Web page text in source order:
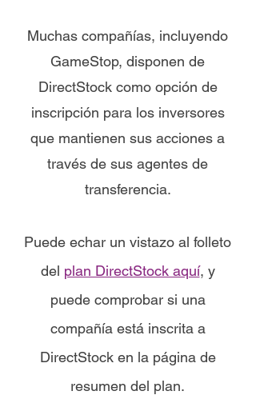
Muchas compañías, incluyendo
GameStop, disponen de
DirectStock como opción de
inscripción para los inversores
que mantienen sus acciones a
través de sus agentes de
transferencia.
Puede echar un vistazo al folleto
del plan DirectStock aquí, y
puede comprobar si una
compañía está inscrita a
DirectStock en la página de
resumen del plan.